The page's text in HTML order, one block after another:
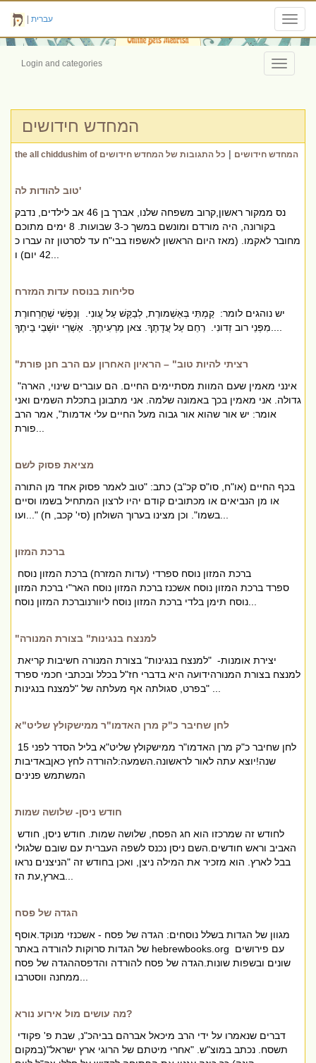
עברית
Toggle
Login and categories
המחדש חידושים
the all chiddushim of המחדש חידושים | כל התגובות של המחדש חידושים
טוב להודות לה'
נס ממקור ראשון,קרוב משפחה שלנו, אברך בן 46 אב לילדים, נדבק
בקורונה, היה מורדם ומונשם במשך כ-3 שבועות. 8 ימים מתוכם
מחובר לאקמו. (מאז היום הראשון לאשפוז בבי"ח עד לסרטון זה עברו כ
סליחות בנוסח עדות המזרח
יש נוהגים לומר: קַמְתִּי בְּאַשְׁמורֶת, לְבַקֵּשׁ עַל עֲונִי. וְנַפְשִׁי שְׁחַרְחורֶת
"רציתי להיות טוב" – הראיון האחרון עם הרב חנן פורת
"אינני מאמין שעם המוות מסתיימים החיים. הם עוברים שינוי, הארה
גדולה. אני מאמין בכך באמונה שלמה. אני מתבונן בתכלת השמים ואני
אומר: יש אור שהוא אור גבוה מעל החיים עלי אדמות", אמר הרב
מציאת פסוק לשם
בכף החיים (או"ח, סו"ס קכ"ב) כתב: "טוב לאמר פסוק אחד מן התורה
או מן הנביאים או מכתובים קודם יהיו לרצון המתחיל בשמו וסיים
ברכת המזון
ספרד ברכת המזון נוסח אשכנז ברכת המזון נוסח האר"י ברכת המזון
"למנצח בנגינות" בצורת המנורה
למנצח בצורת המנורהידועה היא בדברי חז"ל בכלל ובכתבי חכמי ספרד
בפרט, סגולתה אף מעלתה של "למצנח בנגינות" ...
לחן שחיבר כ"ק מרן האדמו"ר ממישקולץ שליט"א
שנה!יוצא עתה לאור לראשונה.השמעה:להורדה לחץ כאןבאדיבות
המשתמש פנינים
חודש ניסן- שלושה שמות
האביב וראש חודשים.השם ניסן נכנס לשפה העברית עם שובם שלגולי
בבל לארץ. הוא מזכיר את המילה ניצן, ואכן בחודש זה "הניצנים נראו
הגדה של פסח
מגוון של הגדות בשלל נוסחים: הגדה של פסח - אשכנזי מנוקד.אוסף
של הגדות סרוקות להורדה באתר hebrewbooks.org עם פירושים
שונים ובשפות שונות.הגדה של פסח להורדה והדפסההגדה של פסח
מה עושים מול אירוע נורא?
תשסח. נכתב במוצ"ש. "אחרי מיטתם של הרוגי ארץ ישראל"(במקום